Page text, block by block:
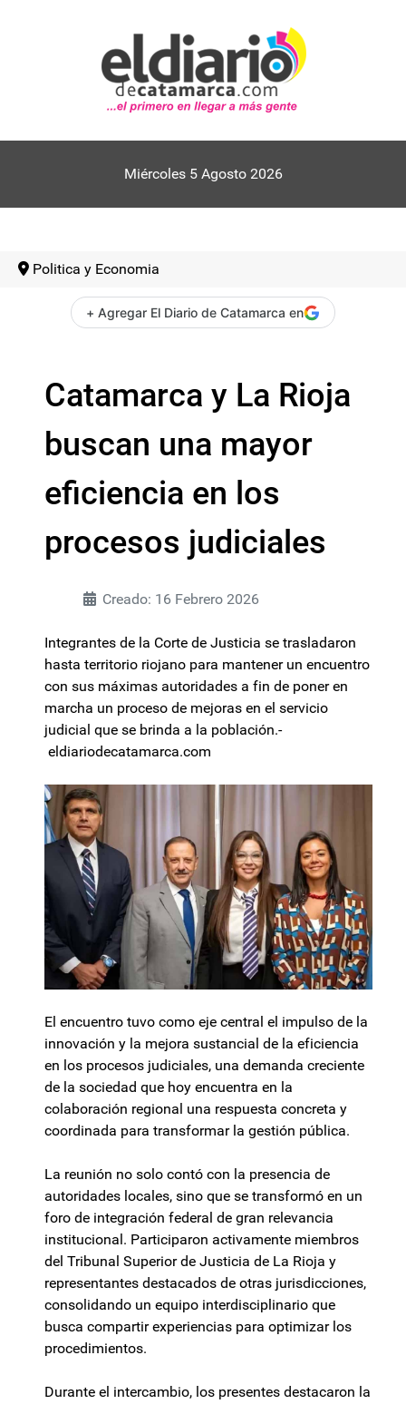
Miércoles 5 Agosto 2026
Politica y Economia
+ Agregar El Diario de Catamarca en
Catamarca y La Rioja
buscan una mayor
eficiencia en los
procesos judiciales
Creado: 16 Febrero 2026
Integrantes de la Corte de Justicia se trasladaron
hasta territorio riojano para mantener un encuentro
con sus máximas autoridades a fin de poner en
marcha un proceso de mejoras en el servicio
judicial que se brinda a la población.-
eldiariodecatamarca.com
El encuentro tuvo como eje central el impulso de la
innovación y la mejora sustancial de la eficiencia
en los procesos judiciales, una demanda creciente
de la sociedad que hoy encuentra en la
colaboración regional una respuesta concreta y
coordinada para transformar la gestión pública.
La reunión no solo contó con la presencia de
autoridades locales, sino que se transformó en un
foro de integración federal de gran relevancia
institucional. Participaron activamente miembros
del Tribunal Superior de Justicia de La Rioja y
representantes destacados de otras jurisdicciones,
consolidando un equipo interdisciplinario que
busca compartir experiencias para optimizar los
procedimientos.
Durante el intercambio, los presentes destacaron la